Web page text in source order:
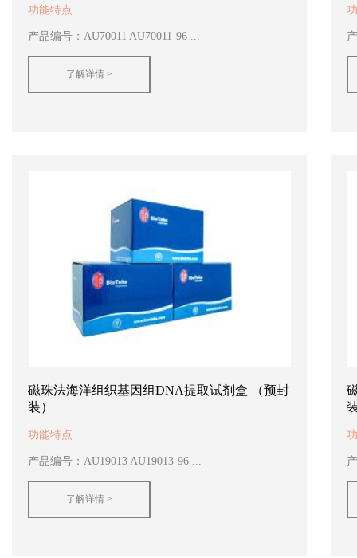
功能特点
产品编号：AU70011 AU70011-96 ...
了解详情 >
磁珠法海洋组织基因组DNA提取试剂盒 （预封
装）
功能特点
产品编号：AU19013 AU19013-96 ...
了解详情 >